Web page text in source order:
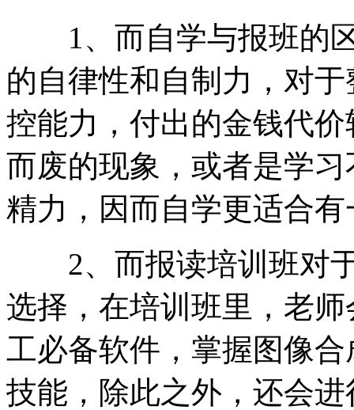
1、而自学与报班的区
的自律性和自制力，对
控能力，付出的金钱代
而废的现象，或者是学
精力，因而自学更适合
2、而报读培训班对于
选择，在培训班里，老
工必备软件，掌握图像
技能，除此之外，还会